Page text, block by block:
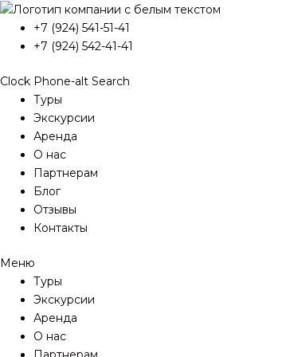
Перейти
содержимому
+7 (924) 541-51-41
+7 (924) 542-41-41
Clock Phone-alt Search
Туры
Экскурсии
Аренда
О нас
Партнерам
Блог
Отзывы
Контакты
Меню
Туры
Экскурсии
Аренда
О нас